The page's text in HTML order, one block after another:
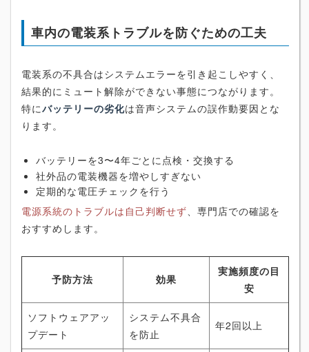
車内の電装系トラブルを防ぐための工夫
電装系の不具合はシステムエラーを引き起こしやすく、
結果的にミュート解除ができない事態につながります。
特にバッテリーの劣化は音声システムの誤作動要因とな
ります。
バッテリーを3〜4年ごとに点検・交換する
社外品の電装機器を増やしすぎない
定期的な電圧チェックを行う
電源系統のトラブルは自己判断せず、専門店での確認を
おすすめします。
予防方法 効果
実施頻度の目
安
ソフトウェアアッ
プデート
システム不具合
を防止
年2回以上